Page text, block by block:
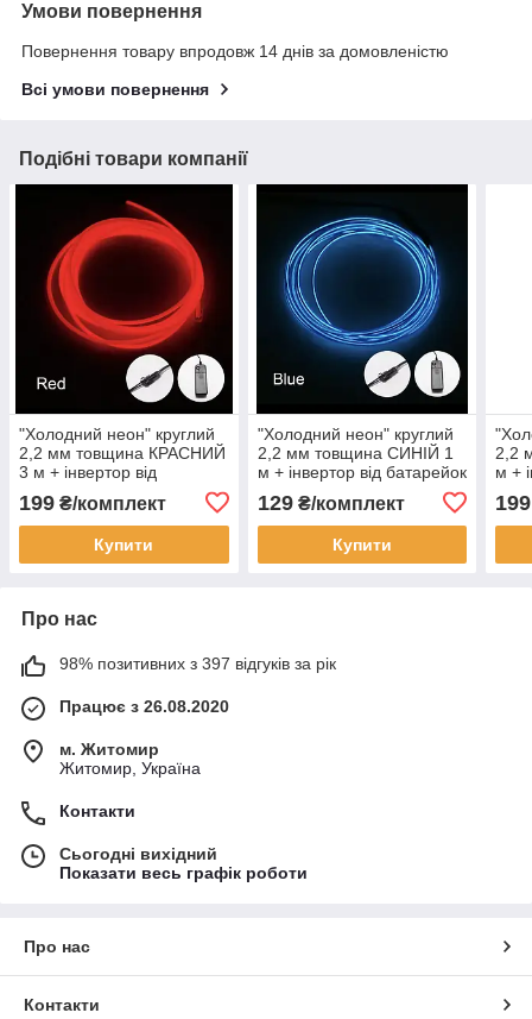
Умови повернення
Повернення товару впродовж 14 днів за домовленістю
Всі умови повернення
Подібні товари компанії
"Холодний неон" круглий
2,2 мм товщина КРАСНИЙ
3 м + інвертор від
199 ₴/комплект
Купити
"Холодний неон" круглий
2,2 мм товщина СИНІЙ 1
м + інвертор від батарейок
129₴/комплект
Купити
2,2
м +
199
Про нас
98% позитивних з 397 відгуків за рік
Працює з 26.08.2020
м. Житомир
Житомир, Україна
Контакти
Сьогодні вихідний
Показати весь графік роботи
Про нас
Контакти